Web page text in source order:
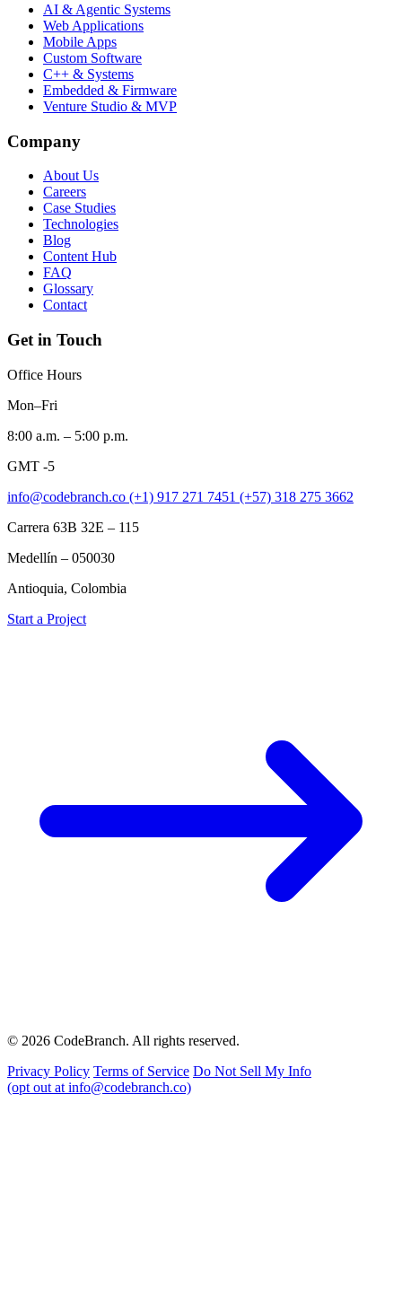
AI & Agentic Systems
Web Applications
Mobile Apps
Custom Software
C++ & Systems
Embedded & Firmware
Venture Studio & MVP
Company
About Us
Careers
Case Studies
Technologies
Blog
Content Hub
FAQ
Glossary
Contact
Get in Touch
Office Hours
Mon–Fri
8:00 a.m. – 5:00 p.m.
GMT -5
info@codebranch.co (+1) 917 271 7451 (+57) 318 275 3662
Carrera 63B 32E – 115
Medellín – 050030
Antioquia, Colombia
Start a Project
© 2026 CodeBranch. All rights reserved.
Privacy Policy Terms of Service Do Not Sell My Info
(opt out at info@codebranch.co)